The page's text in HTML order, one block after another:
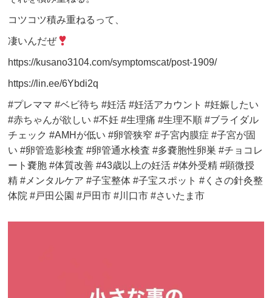
コツコツ積み重ねるって、
凄いんだぜ
https://kusano3104.com/symptomscat/post-1909/
https://lin.ee/6Ybdi2q
#プレママ #ベビ待ち #妊活 #妊活アカウント #妊娠したい
#赤ちゃんが欲しい #不妊 #生理痛 #生理不順 #ブライダル
チェック #AMHが低い #卵管狭窄 #子宮内膜症 #子宮が固
い #卵管造影検査 #卵管通水検査 #多嚢胞性卵巣 #チョコレ
ート嚢胞 #体質改善 #43歳以上の妊活 #体外受精 #顕微授
精 #メンタルケア #子宝整体 #子宝スポット #くさの針灸整
体院 #戸田公園 #戸田市 #川口市 #さいたま市